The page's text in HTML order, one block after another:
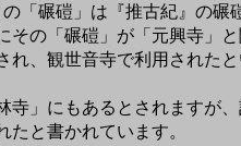
「碾磑」は『推古紀』の
その「碾磑」が「元興寺」
、観世音寺で利用された
」にもあるとされますが
と書かれています。